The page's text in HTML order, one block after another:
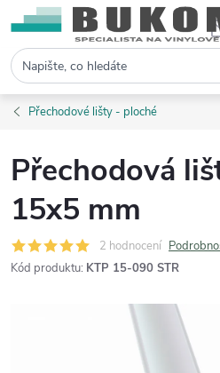
Hledat
Přechodové lišty - ploché
Přechodová
15x5 mm
2 hodnocení
Kód produktu: KTP 15-090 STR